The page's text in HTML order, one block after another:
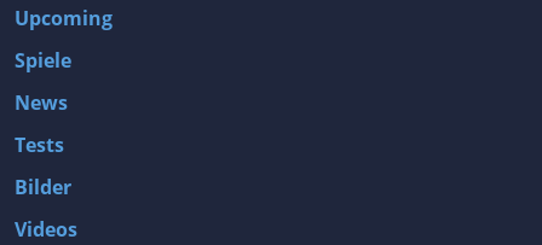
Upcoming
Spiele
News
Tests
Bilder
Videos